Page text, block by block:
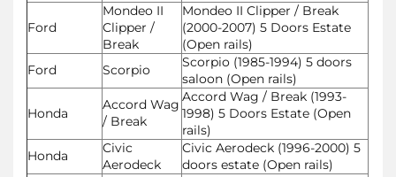
Ford
Mondeo II
Clipper /
Break
Mondeo II Clipper / Break
(2000-2007) 5 Doors Estate
(Open rails)
Ford
Scorpio
Scorpio (1985-1994) 5 doors
saloon (Open rails)
Honda
Accord Wag
/ Break
Accord Wag / Break (1993-
1998) 5 Doors Estate (Open
rails)
Honda
Civic
Aerodeck
Civic Aerodeck (1996-2000) 5
doors estate (Open rails)